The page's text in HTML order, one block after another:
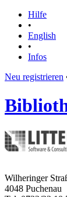
Hilfe
•
English
•
Infos
Neu registrieren
Wilheringer
4048 Puchenau